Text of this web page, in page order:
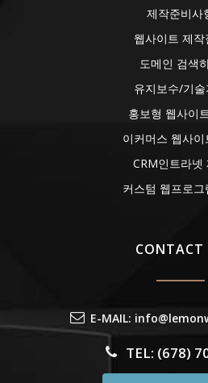
제작준비사
웹사이트 제작
도메인 검색
유지보수/기술
홍보형 웹사이
이커머스 웹사
CRM인트라넷
커스텀 웹프로
CONTACT
E-MAIL:
TEL: (678)